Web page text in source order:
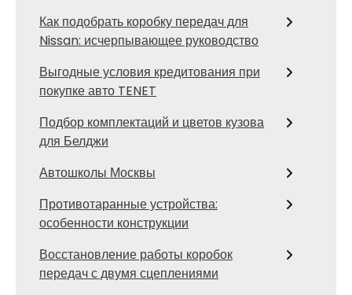
Как подобрать коробку передач для
Nissan: исчерпывающее руководство
Выгодные условия кредитования при
покупке авто TENET
Подбор комплектаций и цветов кузова
для Белджи
Автошколы Москвы
Противотаранные устройства:
особенности конструкции
Восстановление работы коробок
передач с двумя сцеплениями